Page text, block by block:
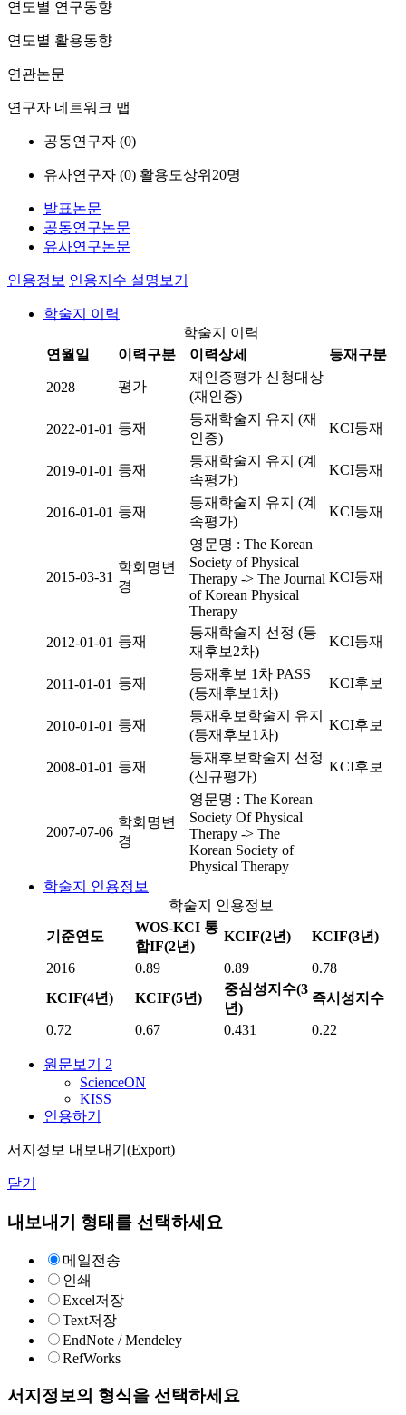
연도별 연구동향
연도별 활용동향
연관논문
연구자 네트워크 맵
공동연구자 (0)
유사연구자 (0) 활용도상위20명
발표논문
공동연구논문
유사연구논문
인용정보 인용지수 설명보기
학술지 이력
학술지 이력
연월일
이력구분 이력상세 등재구분
2028 평가
재인증평가 신청대상
(재인증)
2022-01-01 등재
등재학술지 유지 (재
인증)
KCI등재
2019-01-01 등재
등재학술지 유지 (계
속평가)
KCI등재
2016-01-01 등재
등재학술지 유지 (계
속평가)
KCI등재
2015-03-31
학회명변
경
영문명 : The Korean
Society of Physical
Therapy -> The Journal
of Korean Physical
Therapy
KCI등재
2012-01-01 등재
등재학술지 선정 (등
재후보2차)
KCI등재
2011-01-01 등재
등재후보 1차 PASS
(등재후보1차)
KCI후보
2010-01-01 등재
등재후보학술지 유지
(등재후보1차)
KCI후보
2008-01-01 등재
등재후보학술지 선정
(신규평가)
KCI후보
2007-07-06
학회명변
경
영문명 : The Korean
Society Of Physical
Therapy -> The
Korean Society of
Physical Therapy
학술지 인용정보
학술지 인용정보
기준연도
WOS-KCI 통
합IF(2년)
KCIF(2년) KCIF(3년)
2016 0.89 0.89
0.78
KCIF(4년)
KCIF(5년)
중심성지수(3
년)
즉시성지수
0.72 0.67 0.431 0.22
원문보기 2
ScienceON
KISS
인용하기
서지정보 내보내기(Export)
닫기
내보내기 형태를 선택하세요
메일전송
인쇄
Excel저장
Text저장
EndNote / Mendeley
RefWorks
서지정보의 형식을 선택하세요